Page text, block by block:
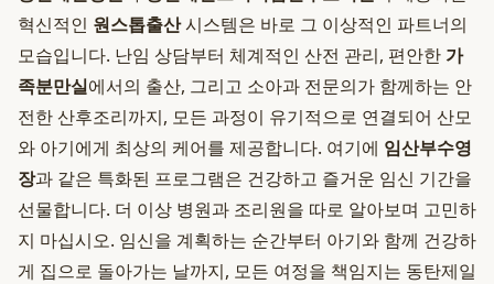
혁신적인 원스톱출산시스템은 바로 그 이상적인 파트너의
모습입니다. 난임 상담부터 체계적인 산전 관리, 편안한 가
족분만실에서의 출산, 그리고 소아과 전문의가 함께하는 안
전한 산후조리까지, 모든 과정이 유기적으로 연결되어 산모
와 아기에게 최상의 케어를 제공합니다. 여기에 임산부수영
장과 같은 특화된 프로그램은 건강하고 즐거운 임신 기간을
선물합니다. 더 이상 병원과 조리원을 따로 알아보며 고민하
지 마십시오. 임신을 계획하는 순간부터 아기와 함께 건강하
게 집으로 돌아가는 날까지, 모든 여정을 책임지는 동탄제일